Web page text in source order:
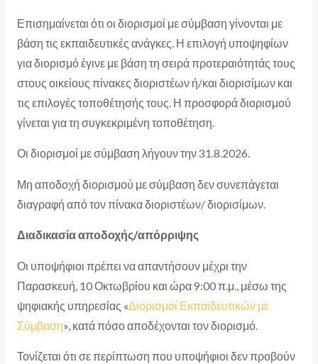
Επισημαίνεται ότι οι διορισμοί με σύμβαση γίνονται με
βάση τις εκπαιδευτικές ανάγκες. Η επιλογή υποψηφίων
για διορισμό έγινε με βάση τη σειρά προτεραιότητάς τους
στους οικείους πίνακες διοριστέων ή/και διορισίμων και
τις επιλογές τοποθέτησής τους. Η προσφορά διορισμού
γίνεται για τη συγκεκριμένη τοποθέτηση.
Οι διορισμοί με σύμβαση λήγουν την 31.8.2026.
Μη αποδοχή διορισμού με σύμβαση δεν συνεπάγεται
διαγραφή από τον πίνακα διοριστέων/ διορισίμων.
Διαδικασία αποδοχής/απόρριψης
Οι υποψήφιοι πρέπει να απαντήσουν μέχρι την
Παρασκευή, 10 Οκτωβρίου και ώρα 9:00 π.μ., μέσω της
ψηφιακής υπηρεσίας «Διορισμοί Εκπαιδευτικών με
Σύμβαση», κατά πόσο αποδέχονται τον διορισμό.
Τονίζεται ότι σε περίπτωση που υποψήφιοι δεν προβούν